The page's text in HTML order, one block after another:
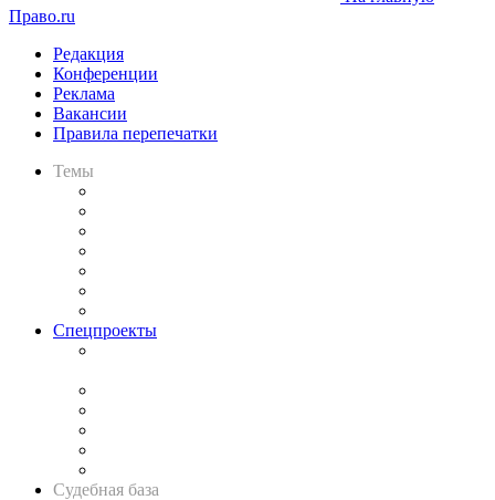
Право.ru
Редакция
Конференции
Реклама
Вакансии
Правила перепечатки
Темы
Спецпроекты
Судебная база